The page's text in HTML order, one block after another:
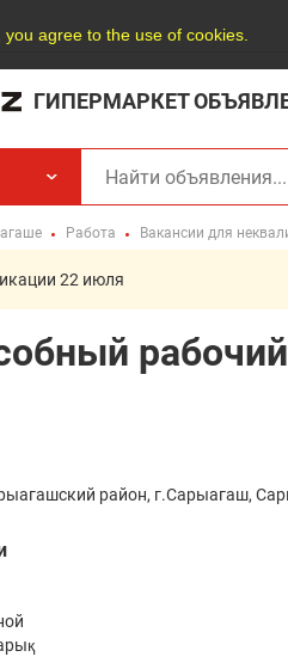
agree to the use of cookies.
ГИПЕРМАРКЕТ
Работа Вакансии для
22 июля
рабочий
район, г.Сарыагаш,